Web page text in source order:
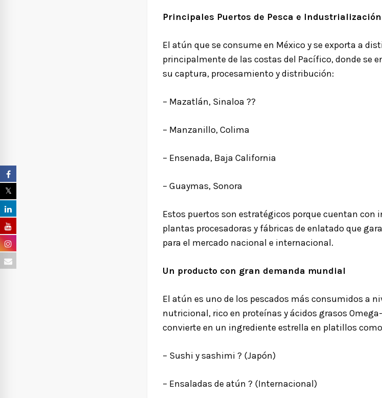
Principales Puertos de Pesca e Industrialización
El atún que se consume en México y se exporta a
principalmente de las costas del Pacífico, donde se
su captura, procesamiento y distribución:
– Mazatlán, Sinaloa ?️?
– Manzanillo, Colima
– Ensenada, Baja California
– Guaymas, Sonora
Estos puertos son estratégicos porque cuentan con
plantas procesadoras y fábricas de enlatado que
para el mercado nacional e internacional.
Un producto con gran demanda mundial
El atún es uno de los pescados más consumidos a
nutricional, rico en proteínas y ácidos grasos
convierte en un ingrediente estrella en platillos
– Sushi y sashimi ? (Japón)
– Ensaladas de atún ? (Internacional)